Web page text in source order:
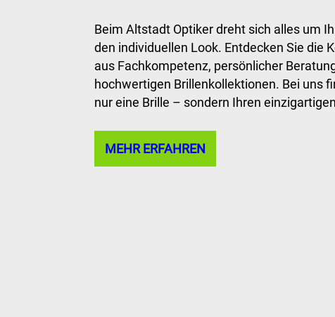
Beim Altstadt Optiker dreht sich alles um
den individuellen Look. Entdecken Sie die
aus Fachkompetenz, persönlicher
hochwertigen Brillenkollektionen. Bei uns
nur eine Brille – sondern Ihren
MEHR ERFAHREN